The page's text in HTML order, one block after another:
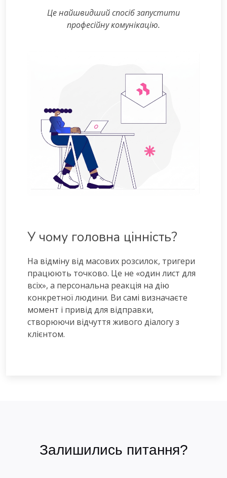
Це найшвидший спосіб запустити
професійну комунікацію.
У чому головна цінність?
На відміну від масових розсилок, тригери
працюють точково. Це не «один лист для
всіх», а персональна реакція на дію
конкретної людини. Ви самі визначаєте
момент і привід для відправки,
створюючи відчуття живого діалогу з
клієнтом.
Залишились питання?